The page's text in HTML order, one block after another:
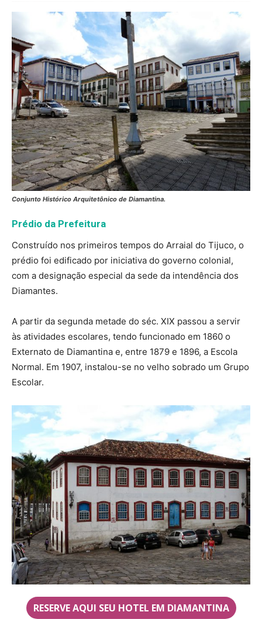
Conjunto Histórico Arquitetônico de Diamantina.
Prédio da Prefeitura
Construído nos primeiros tempos do Arraial do Tijuco, o
prédio foi edificado por iniciativa do governo colonial,
com a designação especial da sede da intendência dos
Diamantes.
A partir da segunda metade do séc. XIX passou a servir
às atividades escolares, tendo funcionado em 1860 o
Externato de Diamantina e, entre 1879 e 1896, a Escola
Normal. Em 1907, instalou-se no velho sobrado um Grupo
Escolar.
RESERVE AQUI SEU HOTEL EM DIAMANTINA